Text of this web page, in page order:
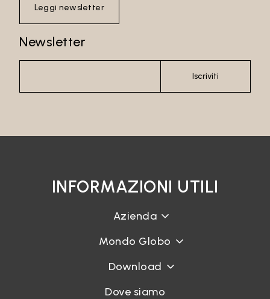
Leggi newsletter
Newsletter
Iscriviti
INFORMAZIONI UTILI
Azienda
Mondo Globo
Download
Dove siamo